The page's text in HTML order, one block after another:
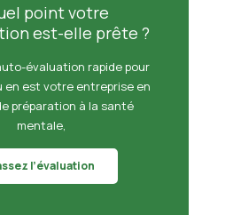
point votre
est-elle prête ?
évaluation rapide pour
en est votre entreprise en
préparation à la santé
mentale,
l’évaluation